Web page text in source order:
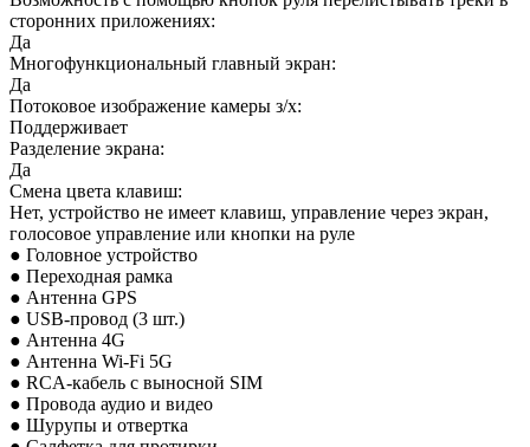
сторонних приложениях:
Да
Многофункциональный главный экран:
Да
Потоковое изображение камеры з/х:
Поддерживает
Разделение экрана:
Да
Смена цвета клавиш:
Нет, устройство не имеет клавиш, управление через экран,
голосовое управление или кнопки на руле
● Головное устройство
● Переходная рамка
● Антенна GPS
● USB-провод (3 шт.)
● Антенна 4G
● Антенна Wi-Fi 5G
● RCA-кабель с выносной SIM
● Провода аудио и видео
● Шурупы и отвертка